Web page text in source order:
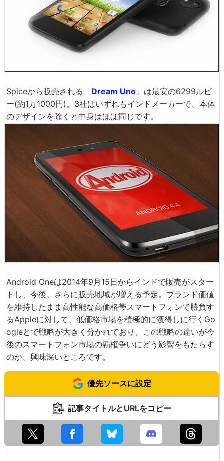
Spiceから販売される「Dream Uno 」は最安の6299ルピ
ー(約1万1000円)。3社はいずれもインドメーカーで、本体
のデザインを除くと中身はほぼ同じです。
Android Oneは2014年9月15日からインドで販売がスター
トし、今後、さらに販売地域が増える予定。ブランド価値
を維持したまま高性能な高価格帯スマートフォンで勝負す
るAppleに対して、低価格市場を積極的に獲得しに行くGo
ogleとで戦略が大きく分かれており、この戦略の違いが今
後のスマートフォン市場の覇権争いにどう影響をもたらす
のか、興味深いところです。
優先ソースに設定
記事タイトルとURLをコピー